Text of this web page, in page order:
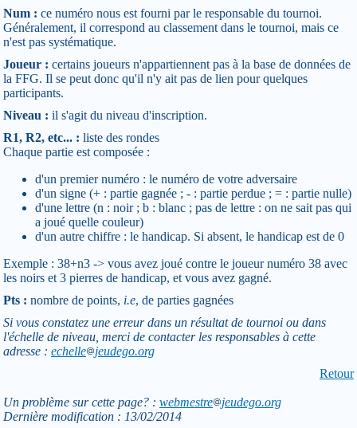
Num : ce numéro nous est fourni par le responsable du tournoi.
Généralement, il correspond au classement dans le tournoi, mais ce
n'est pas systématique.
Joueur : certains joueurs n'appartiennent pas à la base de données de
la FFG. Il se peut donc qu'il n'y ait pas de lien pour quelques
participants.
Niveau : il s'agit du niveau d'inscription.
R1, R2, etc... : liste des rondes
Chaque partie est composée :
d'un premier numéro : le numéro de votre adversaire
d'un signe (+ : partie gagnée ; - : partie perdue ; = : partie nulle)
d'une lettre (n : noir ; b : blanc ; pas de lettre : on ne sait pas qui
a joué quelle couleur)
d'un autre chiffre : le handicap. Si absent, le handicap est de 0
Exemple : 38+n3 -> vous avez joué contre le joueur numéro 38 avec
les noirs et 3 pierres de handicap, et vous avez gagné.
Pts : nombre de points, i.e, de parties gagnées
Si vous constatez une erreur dans un résultat de tournoi ou dans
l'échelle de niveau, merci de contacter les responsables à cette
adresse : echelle
jeudego.org
Retour
Un problème sur cette page? : webmestre
jeudego.org
Dernière modification : 13/02/2014